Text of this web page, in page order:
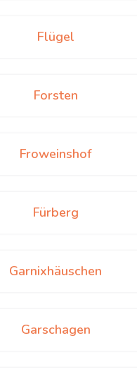
Flügel
Forsten
Froweinshof
Fürberg
Garnixhäuschen
Garschagen